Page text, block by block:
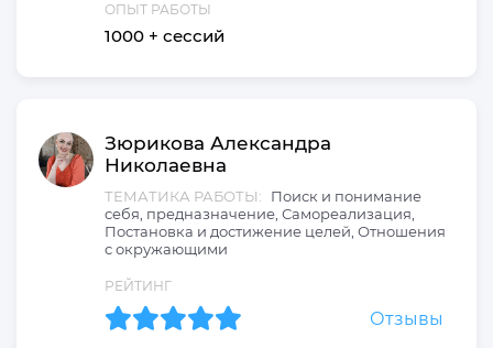
ОПЫТ РАБОТЫ
1000 + сессий
Зюрикова Александра
Николаевна
ТЕМАТИКА РАБОТЫ:
Поиск и понимание
себя, предназначение, Самореализация,
Постановка и достижение целей, Отношения
с окружающими
РЕЙТИНГ
Отзывы